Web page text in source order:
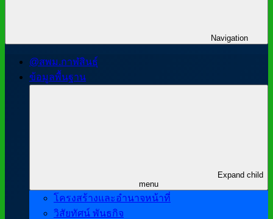
Navigation
@สพม.กาฬสินธุ์
ข้อมูลพื้นฐาน
Expand child
menu
โครงสร้างและอำนาจหน้าที่
วิสัยทัศน์ พันธกิจ